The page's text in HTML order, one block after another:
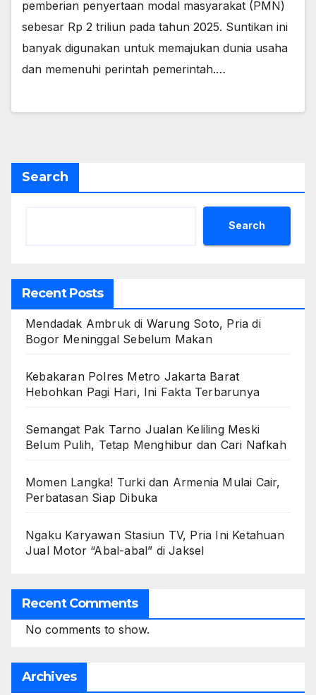
pemberian penyertaan modal masyarakat (PMN)
sebesar Rp 2 triliun pada tahun 2025. Suntikan ini
banyak digunakan untuk memajukan dunia usaha
dan memenuhi perintah pemerintah.…
Search
Search
Recent Posts
Mendadak Ambruk di Warung Soto, Pria di
Bogor Meninggal Sebelum Makan
Kebakaran Polres Metro Jakarta Barat
Hebohkan Pagi Hari, Ini Fakta Terbarunya
Semangat Pak Tarno Jualan Keliling Meski
Belum Pulih, Tetap Menghibur dan Cari Nafkah
Momen Langka! Turki dan Armenia Mulai Cair,
Perbatasan Siap Dibuka
Ngaku Karyawan Stasiun TV, Pria Ini Ketahuan
Jual Motor “Abal-abal” di Jaksel
Recent Comments
No comments to show.
Archives